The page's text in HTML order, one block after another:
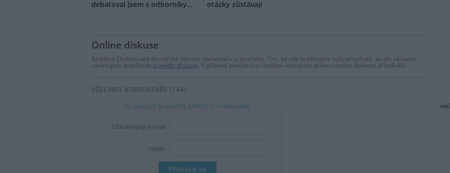
debatoval jsem s odborníky…
otázky zůstávají
Online diskuse
Redakce Ekolistu vítá čtenářské názory, komentáře a postřehy. Tím, že zde publikujete svůj příspěvek, se ale zároveň
zavazujete dodržovat pravidla diskuse . V případě porušení si redakce vyhrazuje právo smazat diskusní příspěvěk
VŠECHNY KOMENTÁŘE (144)
DO DISKUZE SE MŮŽETE ZAPOJIT PO PŘIHLÁŠENÍ
Uživatelský e-mail
Heslo